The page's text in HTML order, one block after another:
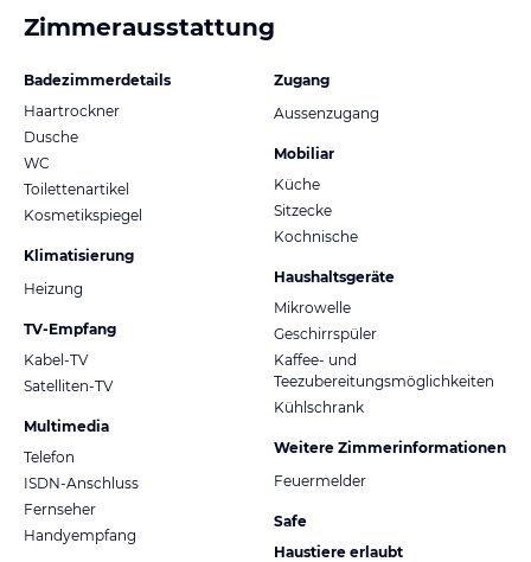
Zimmerausstattung
Badezimmerdetails
Haartrockner
Dusche
WC
Toilettenartikel
Kosmetikspiegel
Klimatisierung
Heizung
TV-Empfang
Kabel-TV
Satelliten-TV
Multimedia
Telefon
ISDN-Anschluss
Fernseher
Handyempfang
Zugang
Aussenzugang
Mobiliar
Küche
Sitzecke
Kochnische
Haushaltsgeräte
Mikrowelle
Geschirrspüler
Kaffee- und
Teezubereitungsmöglichkeiten
Kühlschrank
Weitere Zimmerinformationen
Feuermelder
Safe
Haustiere erlaubt